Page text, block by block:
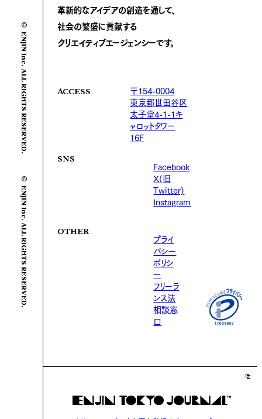
© ENJIN Inc. ALL RIGHTS RESERVED.
© ENJIN Inc. ALL RIGHTS RESERVED.
革新的なアイデアの創造を通して、
社会の繁盛に貢献する
クリエイティブエージェンシーです。
ACCESS
〒154-0004
東京都世田谷区
太子堂4-1-1キ
ャロットタワー
16F
SNS
Facebook
X(旧
Twitter)
Instagram
OTHER
プライ
バシー
ポリシ
ー
フリーラ
ンス法
相談窓
口